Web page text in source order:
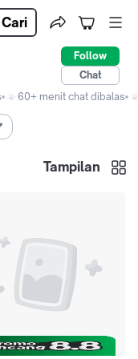
Cari
Follow
Chat
60+ menit chat dibalas
Tampilan